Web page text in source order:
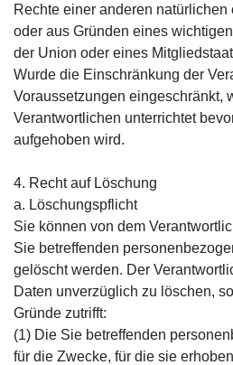
Rechte einer anderen
oder aus Gründen eines
der Union oder eines
Wurde die Einschränkung der
Voraussetzungen eingeschränkt,
Verantwortlichen unterrichtet
aufgehoben wird.
4. Recht auf Löschung
a. Löschungspflicht
Sie können von dem
Sie betreffenden
gelöscht werden. Der
Daten unverzüglich zu löschen,
Gründe zutrifft:
(1) Die Sie betreffenden
für die Zwecke, für die sie